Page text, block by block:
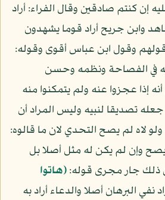
إن كنتم صادقين وقال الفراء: أراد
وابن جريح أراد قوما يشهدون
وقول ابن عباس أقوى وقوله:
في الفصاحة ونظمه وحسن
إذا عجزوا عنه ولم يتمكنوا منه
تصديقا لنبيه وليس المراد أن
ولو لاه لم يصح التحدي لان ما قالوه:
يصح وإن لم يكن له مثل أصلا بل
ذلك جار مجرى قوله:(هاتوا
أراد نفي البرهان أصلا والدعاء أراد به